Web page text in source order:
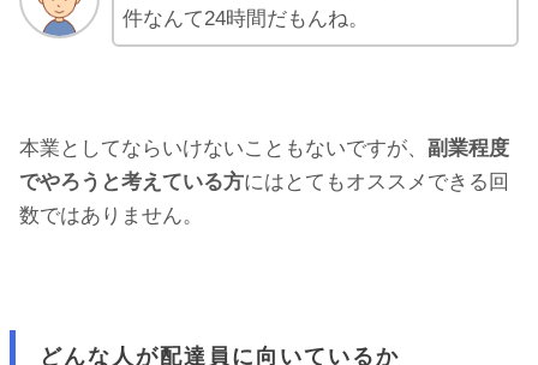
件なんて24時間だもんね。
本業としてならいけないこともないですが、 副業程度
でやろうと考えている方にはとてもオススメできる回
数ではありません。
どんな人が配達員に向いているか